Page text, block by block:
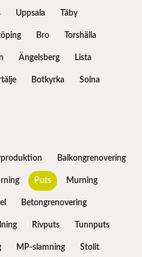
Uppsala Täby
Bro Torshälla
Ängelsberg Lista
Botkyrka Solna
Balkongrenovering
Puts Murning
Betongrenovering
Rivputs Tunnputs
MP-slamning Stolit